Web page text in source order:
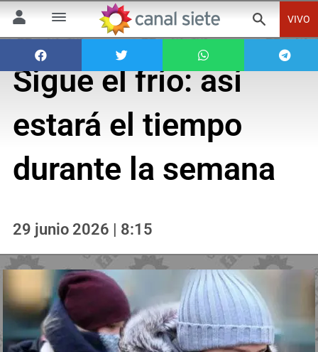
VIVO
Sigue el frío: así
estará el tiempo
durante la semana
29 junio 2026 | 8:15